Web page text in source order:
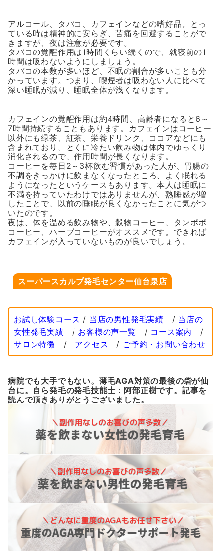
アルコール、タバコ、カフェインなどの嗜好品。とっ
ている時は精神的に安らぎ、苦痛を回避することがで
きますが、夜は注意が必要です。
タバコの覚醒作用は1時間くらい続くので、就寝前の1
時間は吸わないようにしましょう。
タバコの本数が多いほど、不眠の割合が多いことも分
かっています。つまり、喫煙者は吸わない人に比べて
深い睡眠が減り、睡眠全体が浅くなります。
カフェインの覚醒作用は約4時間、高齢者になると6～
7時間持続することもあります。カフェインはコーヒー
以外にも緑茶、紅茶、栄養ドリンク、ココアなどにも
含まれており、とくに冷たい飲み物は体内でゆっくり
消化されるので、作用時間が長くなります。
コーヒーを毎日2～3杯飲む習慣があった人が、胃腸の
不調をきっかけに飲まなくなったところ、よく眠れる
ようになったというケースもあります。本人は睡眠に
不満を持っていたわけではありませんが、熟睡感が増
したことで、以前の睡眠が良くなかったことに気がつ
いたのです。
夜は、体を温める飲み物や、穀物コーヒー、タンポポ
コーヒー、ハーブコーヒーがオススメです。できれば
カフェインが入っていないものが良いでしょう。
スーパースカルプ発毛センター仙台泉店
お試し体験コース / 当店の男性発毛実績 / 当店の
女性発毛実績 / お客様の声一覧 / コース案内
/
サロン特徴 / アクセス / ご予約・お問い合わせ
病院でも大手でもない。薄毛AGA対策の最後の砦が仙
台に。自ら発毛の発毛技能士：阿部正樹です。記事を
読んで頂きありがとうございました。